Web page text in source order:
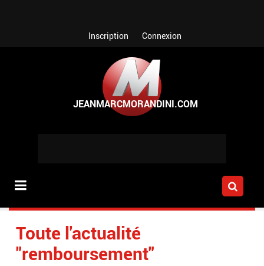
Inscription Connexion
Toute l'actualité
"remboursement"